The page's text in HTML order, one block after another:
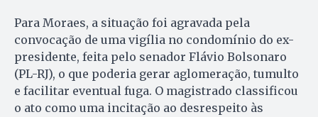
Para Moraes, a situação foi agravada pela
convocação de uma vigília no condomínio do ex-
presidente, feita pelo senador Flávio Bolsonaro
(PL-RJ), o que poderia gerar aglomeração, tumulto
e facilitar eventual fuga. O magistrado classificou
o ato como uma incitação ao desrespeito às